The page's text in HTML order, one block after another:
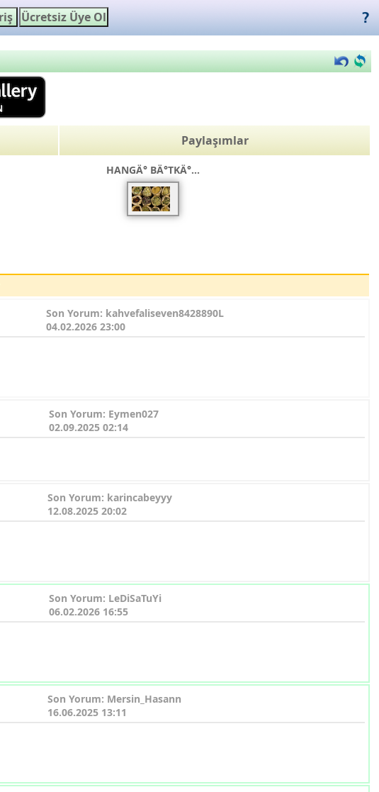
Paylaşımlar
HANGÄ° BÄ°TKÄ°...
Son Yorum: kahvefaliseven8428890L
04.02.2026 23:00
Son Yorum: Eymen027
02.09.2025 02:14
Son Yorum: karincabeyyy
12.08.2025 20:02
Son Yorum: LeDiSaTuYi
06.02.2026 16:55
Son Yorum: Mersin_Hasann
16.06.2025 13:11